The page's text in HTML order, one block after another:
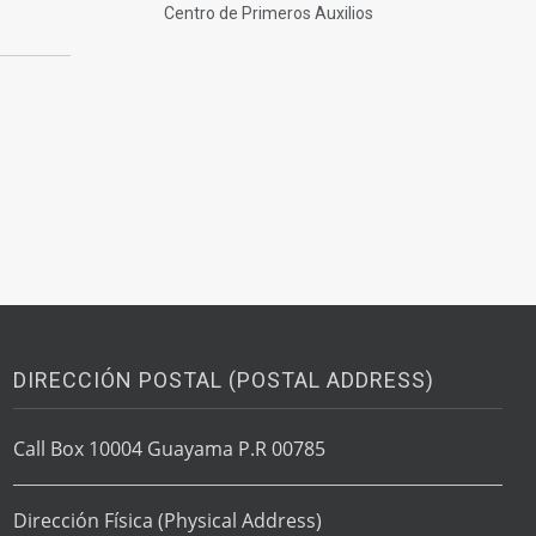
Centro de Primeros Auxilios
DIRECCIÓN POSTAL (POSTAL ADDRESS)
Call Box 10004 Guayama P.R 00785
Dirección Física (Physical Address)